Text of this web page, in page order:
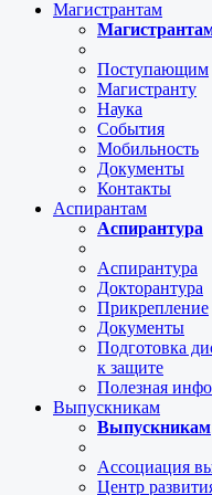
Магистрантам
Поступающим
Магистранту
Наука
События
Мобильность
Документы
Контакты
Аспирантам
Аспирантура
Аспирантура
Докторантура
Прикрепление
Документы
Подготовка
к защите
Полезная
Выпускникам
Выпускникам
Ассоциация
Центр